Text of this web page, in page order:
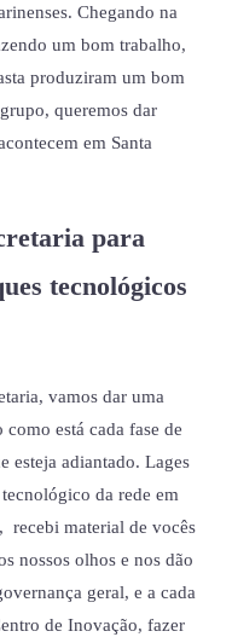
Chegando na
um bom trabalho,
produziram um bom
queremos dar
em Santa
para
tecnológicos
vamos dar uma
está cada fase de
esteja adiantado. Lages
da rede em
recebi material de vocês
nossos olhos e nos dão
geral, e a cada
de Inovação, fazer